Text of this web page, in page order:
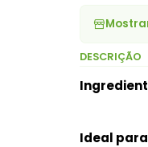
DESCRIÇÃO
Ideal